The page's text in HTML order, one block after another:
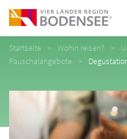
Startseite Wohin reisen?
Pauschalangebote